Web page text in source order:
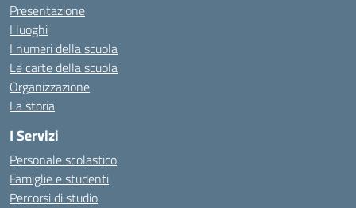
Presentazione
I luoghi
I numeri della scuola
Le carte della scuola
Organizzazione
La storia
I Servizi
Personale scolastico
Famiglie e studenti
Percorsi di studio